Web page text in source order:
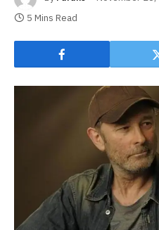
5 Mins Read